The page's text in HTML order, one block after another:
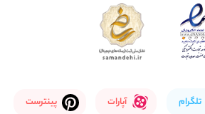
تلگرام آپارات پینترست